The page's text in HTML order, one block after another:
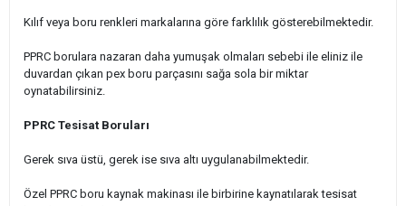
Kılıf veya boru renkleri markalarına göre farklılık gösterebilmektedir.
PPRC borulara nazaran daha yumuşak olmaları sebebi ile eliniz ile
duvardan çıkan pex boru parçasını sağa sola bir miktar
oynatabilirsiniz.
PPRC Tesisat Boruları
Gerek sıva üstü, gerek ise sıva altı uygulanabilmektedir.
Özel PPRC boru kaynak makinası ile birbirine kaynatılarak tesisat